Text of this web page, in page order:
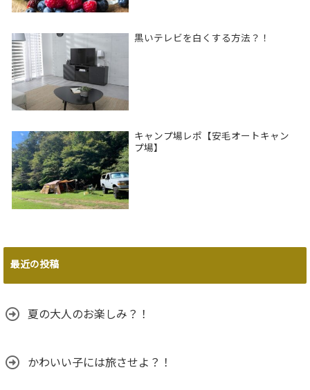
黒いテレビを白くする方法？！
キャンプ場レポ【安毛オートキャン
プ場】
最近の投稿
夏の大人のお楽しみ？！
かわいい子には旅させよ？！